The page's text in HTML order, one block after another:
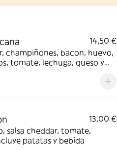
14,50 €
champiñones, bacon, huevo,
tomate, lechuga, queso y
13,00 €
salsa cheddar, tomate,
patatas y bebida